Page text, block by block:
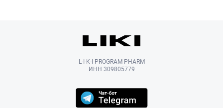
L-I-K-I PROGRAM PHARM
ИНН 309805779